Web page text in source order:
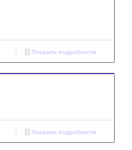
Показать подробности
Показать подробности